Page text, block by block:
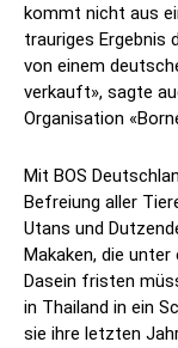
kommt nicht aus
trauriges Ergebnis
von einem
verkauft», sagte
Organisation
Mit BOS
Befreiung aller
Utans und
Makaken, die
Dasein fristen
in Thailand in ein
sie ihre letzten